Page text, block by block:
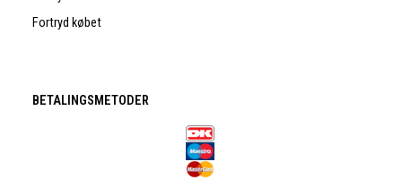
Fortryd købet
BETALINGSMETODER